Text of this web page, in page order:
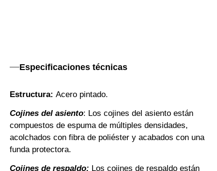
Especificaciones técnicas
Estructura: Acero pintado.
Cojines del asiento: Los cojines del asiento están
compuestos de espuma de múltiples densidades,
acolchados con fibra de poliéster y acabados con una
funda protectora.
Cojines de respaldo: Los cojines de respaldo están